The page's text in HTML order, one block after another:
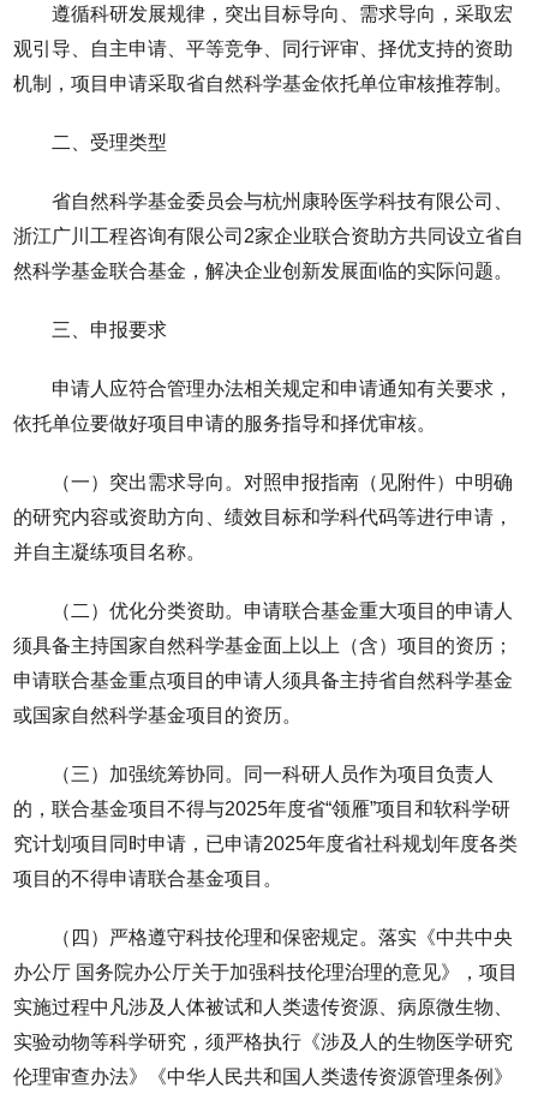
遵循科研发展规律，突出目标导向、需求导向，采取宏
观引导、自主申请、平等竞争、同行评审、择优支持的资助
机制，项目申请采取省自然科学基金依托单位审核推荐制。
二、受理类型
省自然科学基金委员会与杭州康聆医学科技有限公司、
浙江广川工程咨询有限公司2家企业联合资助方共同设立省自
然科学基金联合基金，解决企业创新发展面临的实际问题。
三、申报要求
申请人应符合管理办法相关规定和申请通知有关要求，
依托单位要做好项目申请的服务指导和择优审核。
（一）突出需求导向。对照申报指南（见附件）中明确
的研究内容或资助方向、绩效目标和学科代码等进行申请，
并自主凝练项目名称。
（二）优化分类资助。申请联合基金重大项目的申请人
须具备主持国家自然科学基金面上以上（含）项目的资历；
申请联合基金重点项目的申请人须具备主持省自然科学基金
或国家自然科学基金项目的资历。
（三）加强统筹协同。同一科研人员作为项目负责人
的，联合基金项目不得与2025年度省“领雁”项目和软科学研
究计划项目同时申请，已申请2025年度省社科规划年度各类
项目的不得申请联合基金项目。
（四）严格遵守科技伦理和保密规定。落实《中共中央
办公厅 国务院办公厅关于加强科技伦理治理的意见》，项目
实施过程中凡涉及人体被试和人类遗传资源、病原微生物、
实验动物等科学研究，须严格执行《涉及人的生物医学研究
伦理审查办法》《中华人民共和国人类遗传资源管理条例》